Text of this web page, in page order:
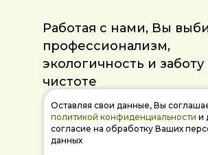
Работая с нами, Вы
профессионализм,
экологичность и заботу
чистоте
Оставляя свои данные, Вы
политикой конфиденциальности и
согласие на обработку Ваших
данных